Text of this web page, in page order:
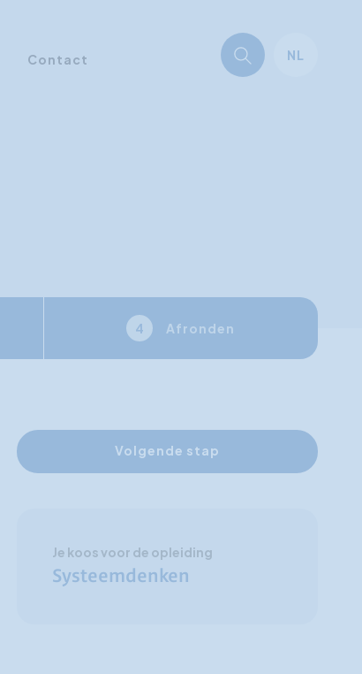
Contact NL
4 Afronden
Volgende stap
Je koos voor de opleiding
Systeemdenken